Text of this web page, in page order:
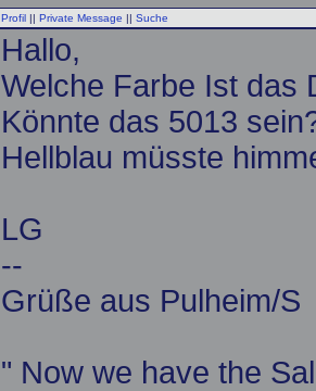
Profil || Private Message || Suche
Hallo,
Welche Farbe Ist das
Könnte das 5013
Hellblau müsste
LG
--
Grüße aus Pulheim/S
" Now we have the